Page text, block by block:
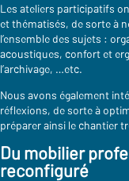
Les ateliers participatifs
et thématisés, de sorte à
l’ensemble des sujets :
acoustiques, confort et
l’archivage, …etc.
Nous avons également
réflexions, de sorte à
préparer ainsi le chantier
Du mobilier
reconfiguré